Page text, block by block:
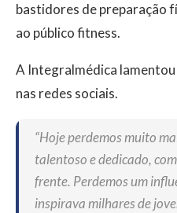
bastidores de preparação
ao público fitness.
A Integralmédica
nas redes sociais.
“Hoje perdemos muito
talentoso e dedicado,
frente. Perdemos um
inspirava milhares de